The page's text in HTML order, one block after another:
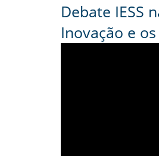
Debate IESS
Inovação e